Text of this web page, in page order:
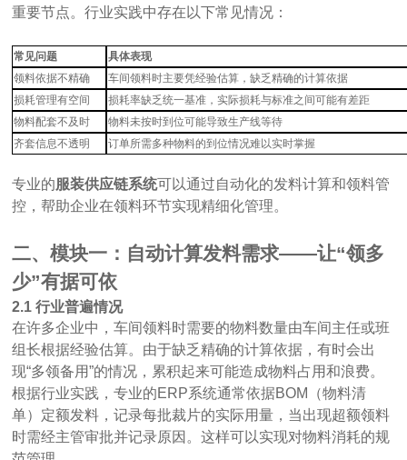
重要节点。行业实践中存在以下常见情况：
常见问题
具体表现
领料依据不精确
车间领料时主要凭经验估算，缺乏精确的计算依据
损耗管理有空间
损耗率缺乏统一基准，实际损耗与标准之间可能有差距
物料配套不及时
物料未按时到位可能导致生产线等待
齐套信息不透明
订单所需多种物料的到位情况难以实时掌握
专业的 服装供应链系统可以通过自动化的发料计算和领料管
控，帮助企业在领料环节实现精细化管理。
二、模块一：自动计算发料需求——让“领多
少”有据可依
2.1 行业普遍情况
在许多企业中，车间领料时需要的物料数量由车间主任或班
组长根据经验估算。由于缺乏精确的计算依据，有时会出
现“多领备用”的情况，累积起来可能造成物料占用和浪费。
根据行业实践，专业的ERP系统通常依据BOM（物料清
单）定额发料，记录每批裁片的实际用量，当出现超额领料
时需经主管审批并记录原因。这样可以实现对物料消耗的规